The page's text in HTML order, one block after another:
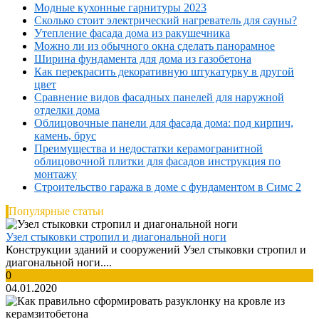
Модные кухонные гарнитуры 2023
Сколько стоит электрический нагреватель для сауны?
Утепление фасада дома из ракушечника
Можно ли из обычного окна сделать панорамное
Ширина фундамента для дома из газобетона
Как перекрасить декоративную штукатурку в другой
цвет
Сравнение видов фасадных панелей для наружной
отделки дома
Облицовочные панели для фасада дома: под кирпич,
камень, брус
Преимущества и недостатки керамогранитной
облицовочной плитки для фасадов инструкция по
монтажу
Строительство гаража в доме с фундаментом в Симс 2
Популярные статьи
Узел стыковки стропил и диагональной ноги
Конструкции зданий и сооружений Узел стыковки стропил и
диагональной ноги....
0
04.01.2020